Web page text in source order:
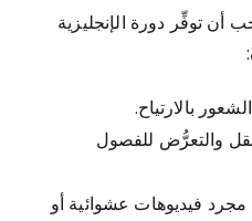
أن توفِّر دورة الإنجليزية
بالارتياح.
والتعرُّض للفصول
فيديوهات عشوائية أو